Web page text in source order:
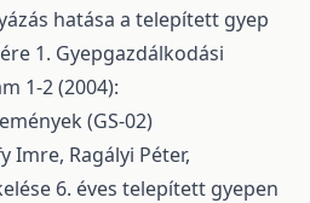
hatása a telepített gyep
1. Gyepgazdálkodási
1-2 (2004):
(GS-02)
Imre, Ragályi Péter,
6. éves telepített gyepen